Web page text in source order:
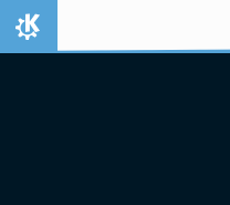
Ir para o conteúdo
Início